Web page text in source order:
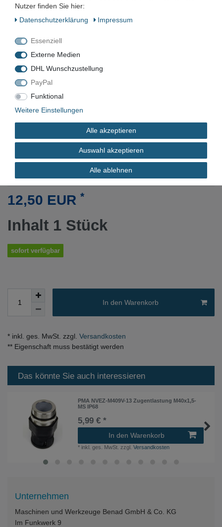
VN-9578
12,50 EUR *
Inhalt 1 Stück
sofort verfügbar
In den Warenkorb
* inkl. ges. MwSt. zzgl. Versandkosten
** Eigenschaft muss bestätigt werden
Das könnte Sie auch interessieren
PMA NVEZ-M409V-13 Zugentlastung M40x1,5-
MS IP68
5,99 € *
In den Warenkorb
* inkl. ges. MwSt. zzgl.Versandkosten
Unternehmen
Maschinen und Werkzeuge Benad GmbH & Co. KG
Im Funkwerk 9
Nutzer finden Sie hier:
Daten­schutz­erklärung
Impressum
Essenziell
Externe Medien
DHL Wunschzustellung
PayPal
Funktional
Weitere Einstellungen
Alle akzeptieren
Auswahl akzeptieren
Alle ablehnen